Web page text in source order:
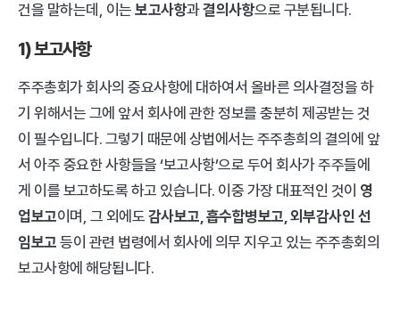
건을 말하는데, 이는 보고사항과 결의사항으로 구분됩니다.
1) 보고사항
주주총회가 회사의 중요사항에 대하여서 올바른 의사결정을 하
기 위해서는 그에 앞서 회사에 관한 정보를 충분히 제공받는 것
이 필수입니다. 그렇기 때문에 상법에서는 주주총희의 결의에 앞
서 아주 중요한 사항들을 ‘보고사항’으로 두어 회사가 주주들에
게 이를 보고하도록 하고 있습니다. 이중 가장 대표적인 것이 영
업보고이며, 그 외에도 감사보고, 흡수합병보고, 외부감사인 선
임보고 등이 관련 법령에서 회사에 의무 지우고 있는 주주총회의
보고사항에 해당됩니다.